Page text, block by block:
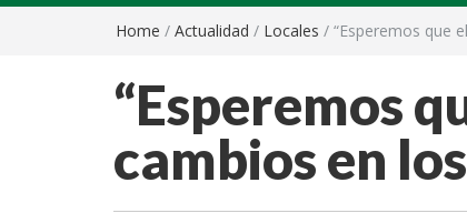
Home / Actualidad / Locales / “Esperemos que
“Esperemos
cambios en